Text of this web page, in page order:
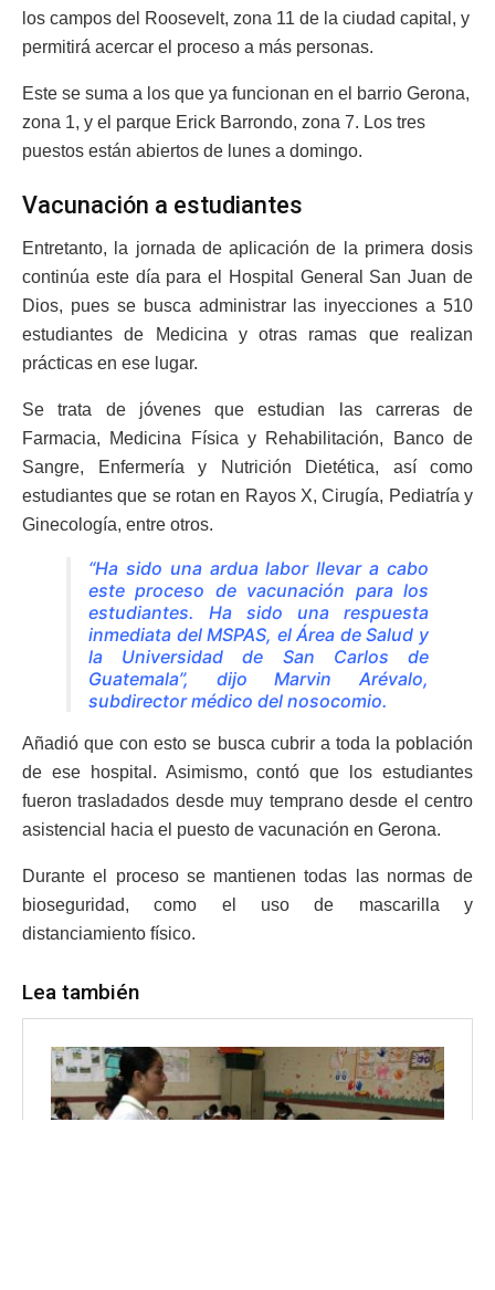
los campos del Roosevelt, zona 11 de la ciudad capital, y
permitirá acercar el proceso a más personas.
Este se suma a los que ya funcionan en el barrio Gerona,
zona 1, y el parque Erick Barrondo, zona 7. Los tres
puestos están abiertos de lunes a domingo.
Vacunación a estudiantes
Entretanto, la jornada de aplicación de la primera dosis
continúa este día para el Hospital General San Juan de
Dios, pues se busca administrar las inyecciones a 510
estudiantes de Medicina y otras ramas que realizan
prácticas en ese lugar.
Se trata de jóvenes que estudian las carreras de
Farmacia, Medicina Física y Rehabilitación, Banco de
Sangre, Enfermería y Nutrición Dietética, así como
estudiantes que se rotan en Rayos X, Cirugía, Pediatría y
Ginecología, entre otros.
“Ha sido una ardua labor llevar a cabo
este proceso de vacunación para los
estudiantes. Ha sido una respuesta
inmediata del MSPAS, el Área de Salud y
la Universidad de San Carlos de
Guatemala”, dijo Marvin Arévalo,
subdirector médico del nosocomio.
Añadió que con esto se busca cubrir a toda la población
de ese hospital. Asimismo, contó que los estudiantes
fueron trasladados desde muy temprano desde el centro
asistencial hacia el puesto de vacunación en Gerona.
Durante el proceso se mantienen todas las normas de
bioseguridad, como el uso de mascarilla y
distanciamiento físico.
Lea también